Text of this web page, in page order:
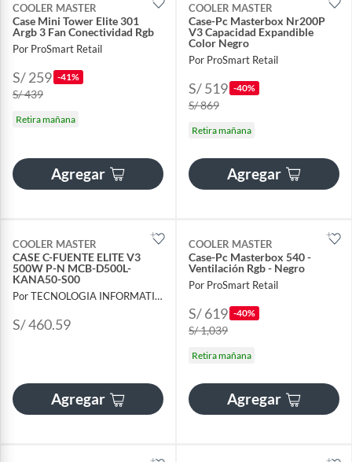
COOLER MASTER
Case Mini Tower Elite 301
Argb 3 Fan Conectividad Rgb
Por ProSmart Retail
S/ 259 -41%
S/ 439
Retira mañana
Agregar
COOLER MASTER
Case-Pc Masterbox Nr200P
V3 Capacidad Expandible
Color Negro
Por ProSmart Retail
S/ 519 -40%
S/ 869
Retira mañana
Agregar
COOLER MASTER
CASE C-FUENTE ELITE V3
500W P-N MCB-D500L-
KANA50-S00
Por TECNOLOGIA INFORMATICA Y CONSULTORIA
S/ 460.59
Agregar
COOLER MASTER
Case-Pc Masterbox 540 -
Ventilación Rgb - Negro
Por ProSmart Retail
S/ 619 -40%
S/ 1,039
Retira mañana
Agregar